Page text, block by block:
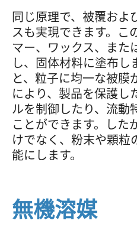
同じ原理で、被覆およ
スも実現できます。こ
マー、ワックス、また
し、固体材料に塗布し
と、粒子に均一な被膜
により、製品を保護し
ルを制御したり、流動
ことができます。した
けでなく、粉末や顆粒
能にします。
無機溶媒